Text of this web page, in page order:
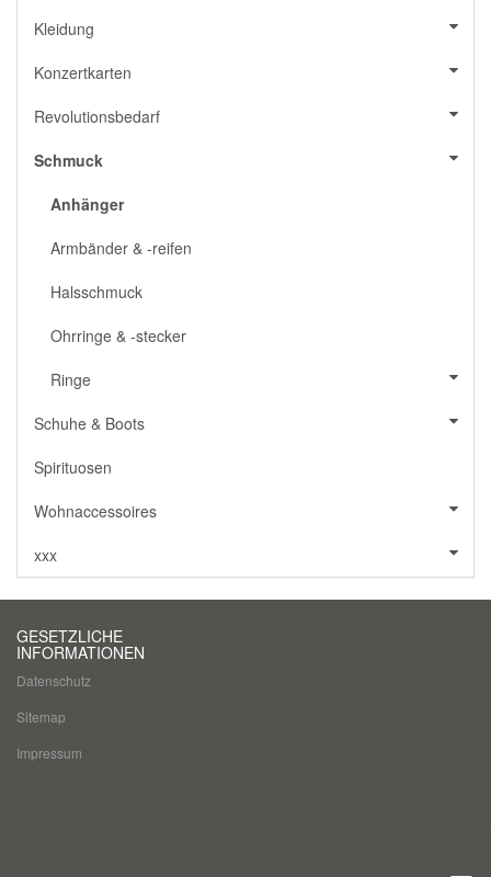
Kleidung
Konzertkarten
Revolutionsbedarf
Schmuck
Anhänger
Armbänder & -reifen
Halsschmuck
Ohrringe & -stecker
Ringe
Schuhe & Boots
Spirituosen
Wohnaccessoires
xxx
GESETZLICHE
INFORMATIONEN
Datenschutz
Sitemap
Impressum